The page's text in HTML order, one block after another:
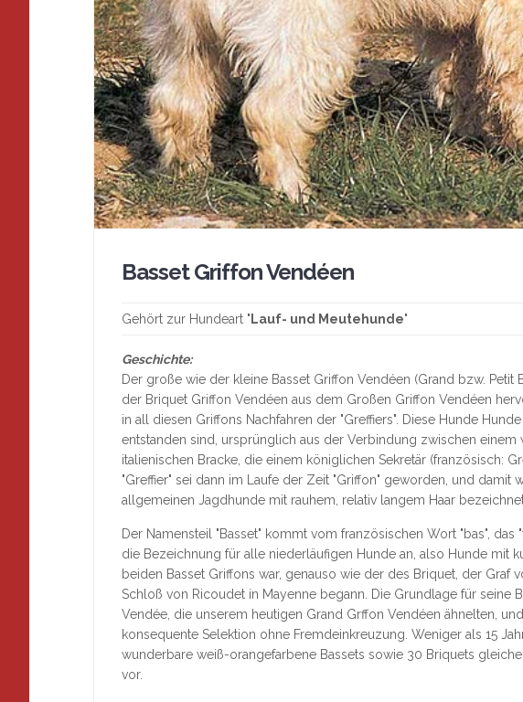
Basset Griffon Vendéen
Gehört zur Hundeart " Lauf- und Meutehunde"
Geschichte:
Der große wie der kleine Basset Griffon Vendéen (Grand bzw. Petit
der Briquet Griffon Vendéen aus dem Großen Griffon Vendéen
in all diesen Griffons Nachfahren der "Greffiers". Diese Hunde
entstanden sind, ursprünglich aus der Verbindung zwischen einem
italienischen Bracke, die einem königlichen Sekretär (französisch:
"Greffier" sei dann im Laufe der Zeit "Griffon" geworden, und damit
allgemeinen Jagdhunde mit rauhem, relativ langem Haar
Der Namensteil "Basset" kommt vom französischen Wort "bas", das
die Bezeichnung für alle niederläufigen Hunde an, also Hunde mit
beiden Basset Griffons war, genauso wie der des Briquet, der Graf
Schloß von Ricoudet in Mayenne begann. Die Grundlage für seine
Vendée, die unserem heutigen Grand Grffon Vendéen ähnelten,
konsequente Selektion ohne Fremdeinkreuzung. Weniger als 15
wunderbare weiß-orangefarbene Bassets sowie 30 Briquets
vor.